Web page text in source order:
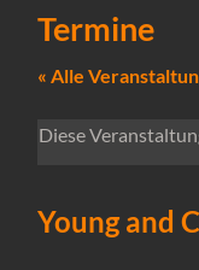
Termine
« Alle
Diese
Young and